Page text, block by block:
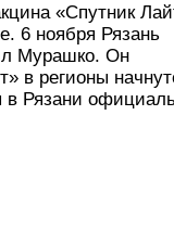
«Спутник
6 ноября Рязань
Мурашко. Он
в регионы
в Рязани